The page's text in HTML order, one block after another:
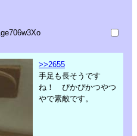
>>2655
手足も長そうです
ね！ ぴかぴかつやつ
やで素敵です。